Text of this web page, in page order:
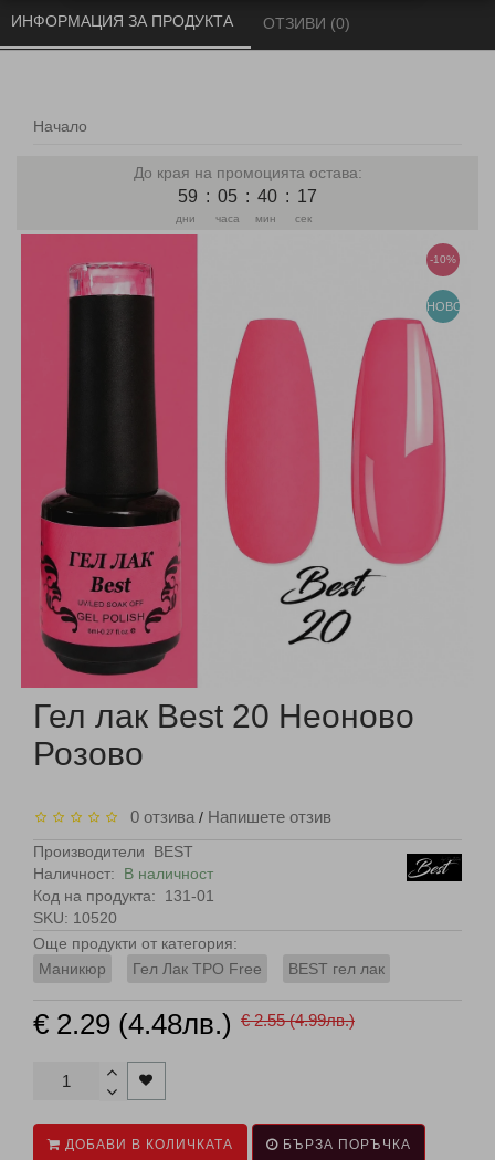
Начало
ИНФОРМАЦИЯ ЗА ПРОДУКТА ОТЗИВИ (0)
До края на промоцията остава:
59
дни
: 05
часа
: 40
мин
: 17
сек
-10%
НОВО
Гел лак Best 20 Неоново
Розово
0 отзива / Напишете отзив
Производители
BEST
Наличност: В наличност
Код на продукта:
131-01
SKU: 10520
Още продукти от категория:
Маникюр
Гел Лак TPO Free BEST гел лак
€ 2.29 (4.48лв.) € 2.55 (4.99лв.)
ДОБАВИ В КОЛИЧКАТА БЪРЗА ПОРЪЧКА